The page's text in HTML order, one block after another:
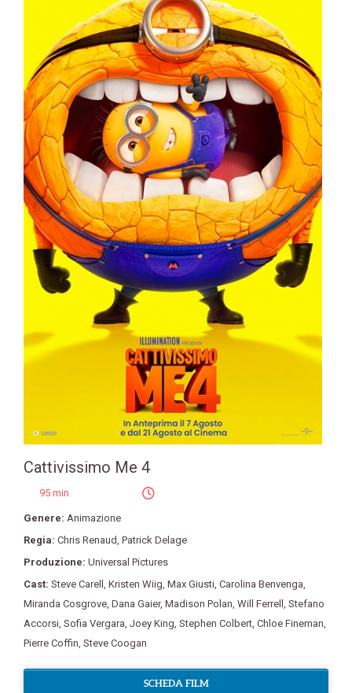
Cattivissimo Me 4
95 min
Genere: Animazione
Regia: Chris Renaud Patrick Delage
Produzione: Universal Pictures
Cast: Steve Carell Kristen Wiig Max Giusti Carolina Benvenga
Miranda Cosgrove Dana Gaier, Madison Polan Will Ferrell Stefano
Accorsi Sofia Vergara Joey King Stephen Colbert Chloe Fineman
Pierre Coffin Steve Coogan
SCHEDA FILM